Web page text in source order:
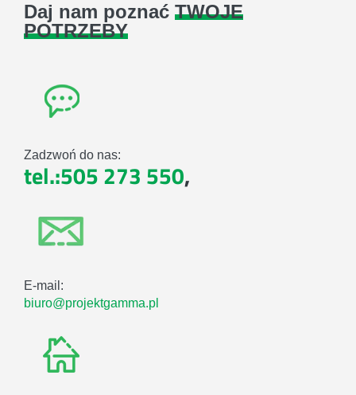
Daj nam poznać TWOJE
POTRZEBY
Zadzwoń do nas:
tel.:505 273 550,
E-mail:
biuro@projektgamma.pl